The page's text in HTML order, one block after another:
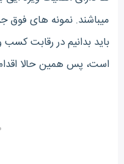
میباشند. نمونه های فوق
باید بدانیم در رقابت
است، پس همین حالا اقدام